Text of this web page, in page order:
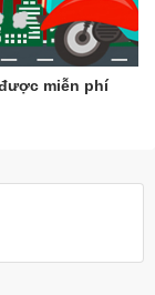
miễn phí